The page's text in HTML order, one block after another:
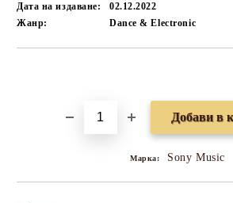
Дата на издаване:
02.12.2022
Жанр:
Dance & Electronic
Марка: Sony Music